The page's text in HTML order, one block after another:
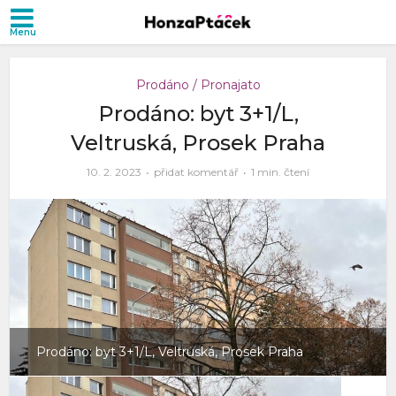
Prodáno / Pronajato
Prodáno: byt 3+1/L,
Veltruská, Prosek Praha
10. 2. 2023 přidat komentář 1 min. čtení
Prodáno: byt 3+1/L, Veltruská, Prosek Praha